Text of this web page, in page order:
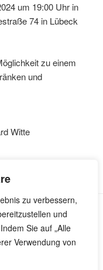
zu verbessern,
und
Sie auf „Alle
Verwendung von
um 19:00 Uhr in
74 in Lübeck
zu einem
und
Witte
Meldestelle gemäß